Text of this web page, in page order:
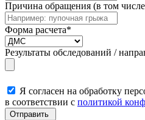
Причина обращения (в том
Форма расчета*
Результаты обследований /
Я согласен на обработку
в соответствии с политикой